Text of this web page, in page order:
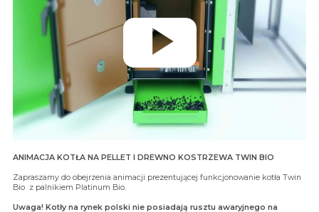
ANIMACJA KOTŁA NA PELLET I DREWNO KOSTRZEWA TWIN BIO
Zapraszamy do obejrzenia animacji prezentującej funkcjonowanie kotła Twin
Bio z palnikiem Platinum Bio.
Uwaga! Kotły na rynek polski nie posiadają rusztu awaryjnego na